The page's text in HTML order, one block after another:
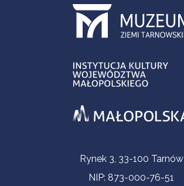
Informacje kontaktoweRynek 3, 33-100 Tarnów
NIP: 873-000-76-51